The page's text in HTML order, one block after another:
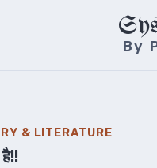
By
& LITERATURE